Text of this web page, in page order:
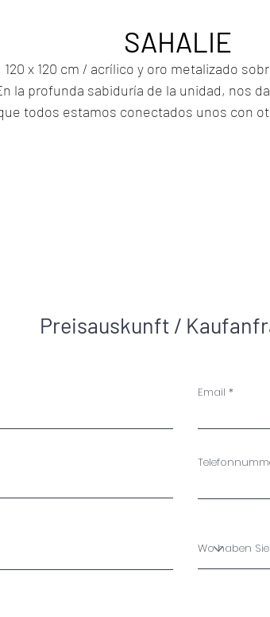
SAHALIE
120 x 120 cm / acrílico y oro metalizado
la profunda sabiduría de la unidad, nos
todos estamos conectados unos con
Preisauskunft /
Email